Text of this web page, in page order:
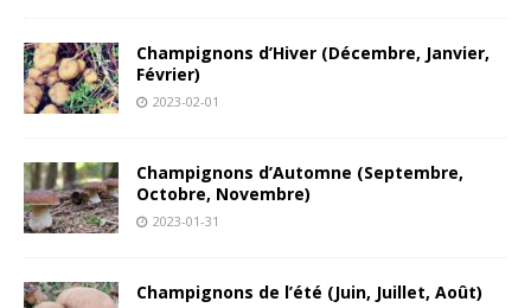
Champignons d’Hiver (Décembre, Janvier,
Février)
2023-02-01
Champignons d’Automne (Septembre,
Octobre, Novembre)
2023-01-31
Champignons de l’été (Juin, Juillet, Août)